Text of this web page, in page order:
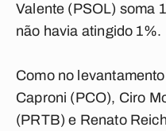
Valente (PSOL) soma
não havia atingido 1%.
Como no
Caproni (PCO), Ciro
(PRTB) e Renato